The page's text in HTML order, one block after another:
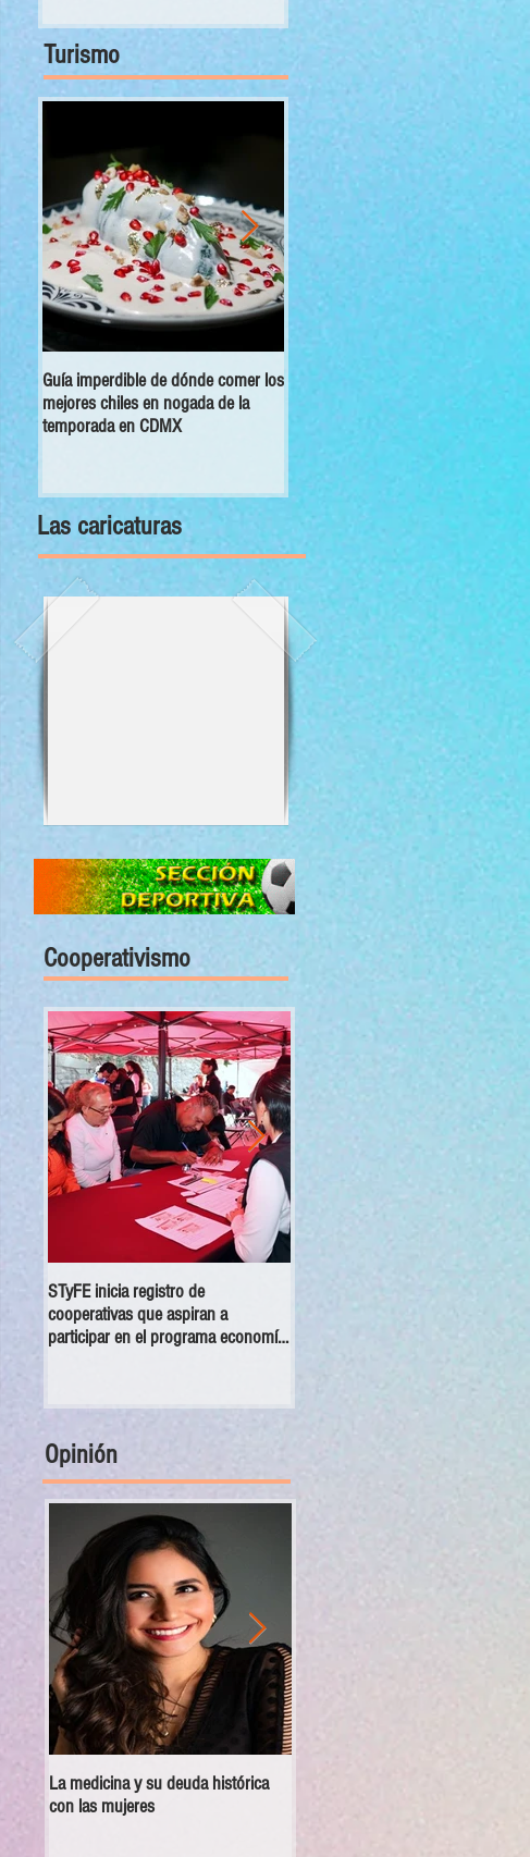
Turismo
Guía imperdible de dónde comer los
mejores chiles en nogada de la
temporada en CDMX
Las caricaturas
Cooperativismo
STyFE inicia registro de
cooperativas que aspiran a
participar en el programa economía
Opinión
La medicina y su deuda histórica
con las mujeres